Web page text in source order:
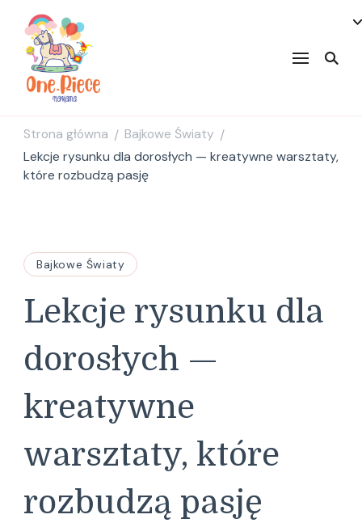
Strona główna / Bajkowe Światy /
Lekcje rysunku dla dorosłych — kreatywne warsztaty,
które rozbudzą pasję
Bajkowe Światy
Lekcje rysunku dla
dorosłych —
kreatywne
warsztaty, które
rozbudzą pasję